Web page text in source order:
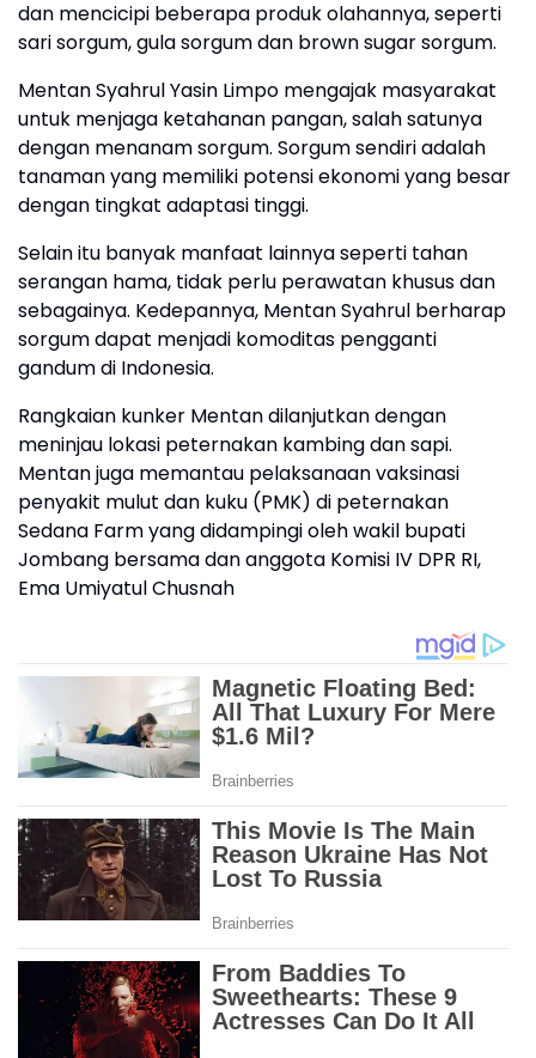
dan mencicipi beberapa produk olahannya, seperti
sari sorgum, gula sorgum dan brown sugar sorgum.
Mentan Syahrul Yasin Limpo mengajak masyarakat
untuk menjaga ketahanan pangan, salah satunya
dengan menanam sorgum. Sorgum sendiri adalah
tanaman yang memiliki potensi ekonomi yang besar
dengan tingkat adaptasi tinggi.
Selain itu banyak manfaat lainnya seperti tahan
serangan hama, tidak perlu perawatan khusus dan
sebagainya. Kedepannya, Mentan Syahrul berharap
sorgum dapat menjadi komoditas pengganti
gandum di Indonesia.
Rangkaian kunker Mentan dilanjutkan dengan
meninjau lokasi peternakan kambing dan sapi.
Mentan juga memantau pelaksanaan vaksinasi
penyakit mulut dan kuku (PMK) di peternakan
Sedana Farm yang didampingi oleh wakil bupati
Jombang bersama dan anggota Komisi IV DPR RI,
Ema Umiyatul Chusnah